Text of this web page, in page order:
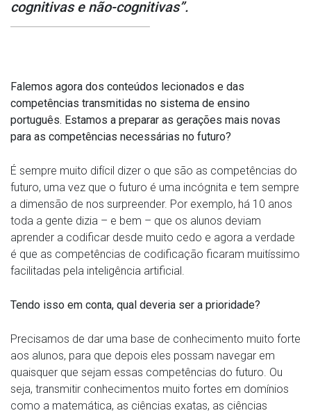
cognitivas e não-cognitivas”.
Falemos agora dos conteúdos lecionados e das
competências transmitidas no sistema de ensino
português. Estamos a preparar as gerações mais novas
para as competências necessárias no futuro?
É sempre muito difícil dizer o que são as competências do
futuro, uma vez que o futuro é uma incógnita e tem sempre
a dimensão de nos surpreender. Por exemplo, há 10 anos
toda a gente dizia – e bem – que os alunos deviam
aprender a codificar desde muito cedo e agora a verdade
é que as competências de codificação ficaram muitíssimo
facilitadas pela inteligência artificial.
Tendo isso em conta, qual deveria ser a prioridade?
Precisamos de dar uma base de conhecimento muito forte
aos alunos, para que depois eles possam navegar em
quaisquer que sejam essas competências do futuro. Ou
seja, transmitir conhecimentos muito fortes em domínios
como a matemática, as ciências exatas, as ciências